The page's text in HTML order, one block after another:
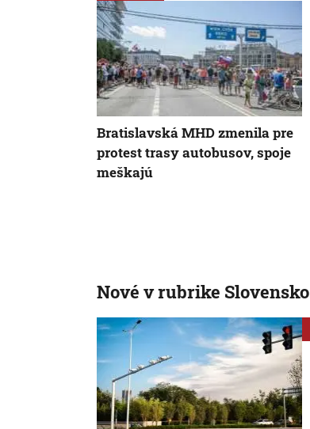
Bratislavská MHD zmenila pre
protest trasy autobusov, spoje
meškajú
Nové v rubrike Slovensko